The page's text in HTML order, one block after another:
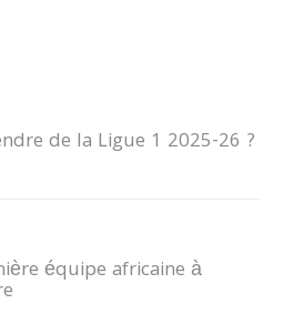
de la Ligue 1 2025-26 ?
équipe africaine à